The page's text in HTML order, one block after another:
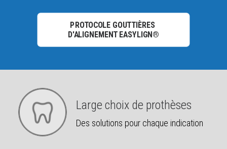
PROTOCOLE GOUTTIÈRES
D'ALIGNEMENT EASYLIGN®
Large choix de prothèses
Des solutions pour chaque indication